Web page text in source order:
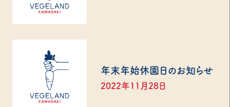
年末年始休園日のお知らせ
2022年11月28日